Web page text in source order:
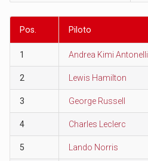
Pos. Piloto
1 Andrea Kimi Antonelli
2 Lewis Hamilton
3 George Russell
4 Charles Leclerc
5 Lando Norris